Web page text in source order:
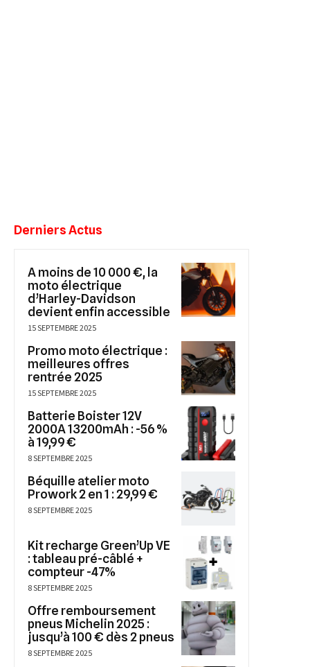
Derniers Actus
A moins de 10 000 €, la
moto électrique
d’Harley-Davidson
devient enfin accessible
15 SEPTEMBRE 2025
Promo moto électrique :
meilleures offres
rentrée 2025
15 SEPTEMBRE 2025
Batterie Boister 12V
2000A 13200mAh : -56 %
à 19,99 €
8 SEPTEMBRE 2025
Béquille atelier moto
Prowork 2 en 1 : 29,99 €
8 SEPTEMBRE 2025
Kit recharge Green’Up VE
: tableau pré-câblé +
compteur -47%
8 SEPTEMBRE 2025
Offre remboursement
pneus Michelin 2025 :
jusqu’à 100 € dès 2 pneus
8 SEPTEMBRE 2025